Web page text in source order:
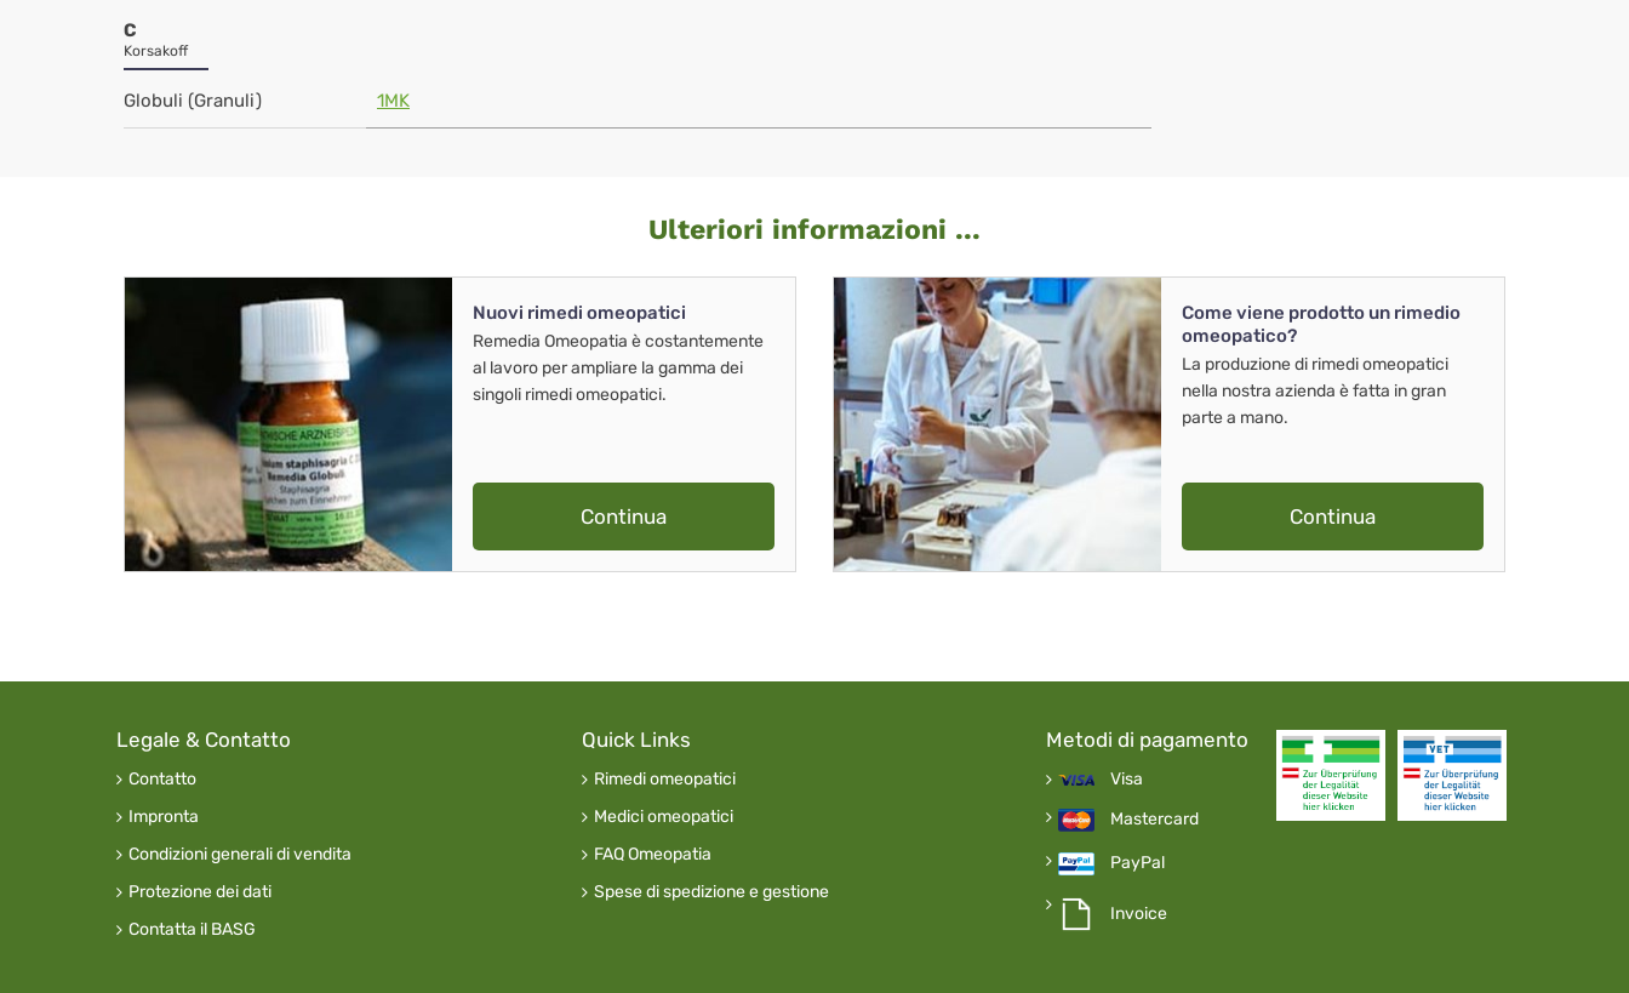
C
Korsakoff
Globuli (Granuli) 1MK
Ulteriori informazioni ...
Nuovi rimedi omeopatici
Remedia Omeopatia è costantemente
al lavoro per ampliare la gamma dei
singoli rimedi omeopatici.
Continua
Come viene prodotto un rimedio
omeopatico?
La produzione di rimedi omeopatici
nella nostra azienda è fatta in gran
parte a mano.
Continua
Legale & Contatto
Contatto
Impronta
Condizioni generali di vendita
Protezione dei dati
Contatta il BASG
Quick Links
Rimedi omeopatici
Medici omeopatici
FAQ Omeopatia
Spese di spedizione e gestione
Metodi di pagamento
Visa
Mastercard
PayPal
Invoice